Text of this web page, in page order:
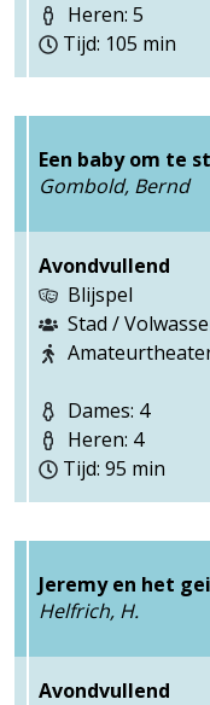
Heren: 5
Tijd: 105 min
Een baby om te
Gombold, Bernd
Avondvullend
Blijspel
Stad /
Dames: 4
Heren: 4
Tijd: 95 min
Jeremy en het
Helfrich, H.
Avondvullend